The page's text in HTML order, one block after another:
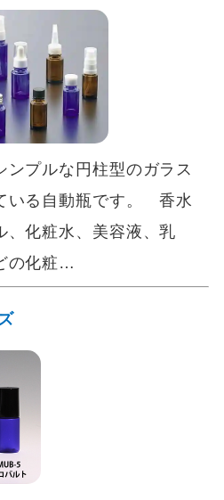
プルな円柱型のガラス
いる自動瓶です。 香水
、化粧水、美容液、乳
の化粧…